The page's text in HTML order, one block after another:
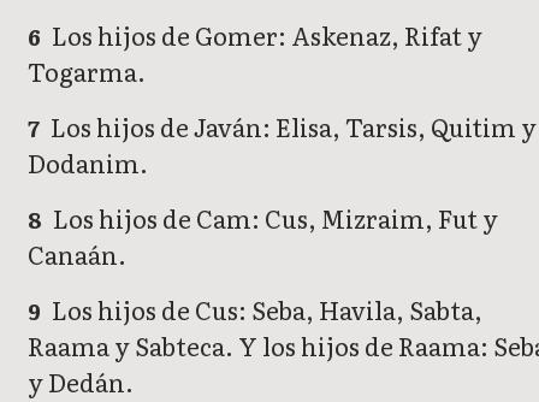
6 Los hijos de Gomer: Askenaz, Rifat y
Togarma.
7 Los hijos de Javán: Elisa, Tarsis, Quitim y
Dodanim.
8 Los hijos de Cam: Cus, Mizraim, Fut y
Canaán.
9 Los hijos de Cus: Seba, Havila, Sabta,
Raama y Sabteca. Y los hijos de Raama:
y Dedán.